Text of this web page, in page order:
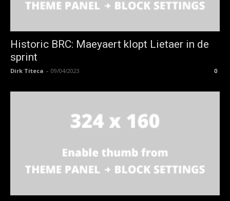
Historic BRC: Maeyaert klopt Lietaer in de
sprint
Dirk Titeca - 09/04/2023 0